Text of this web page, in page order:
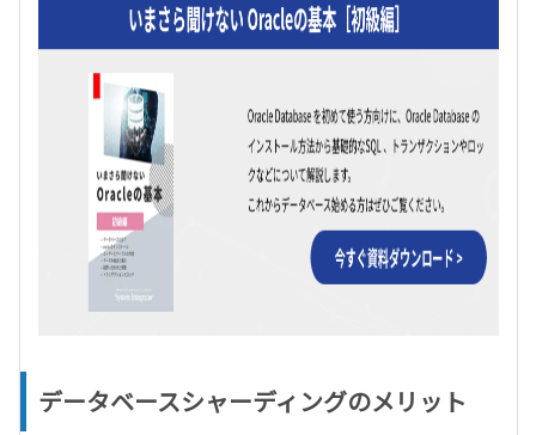
データベースシャーディングのメリット